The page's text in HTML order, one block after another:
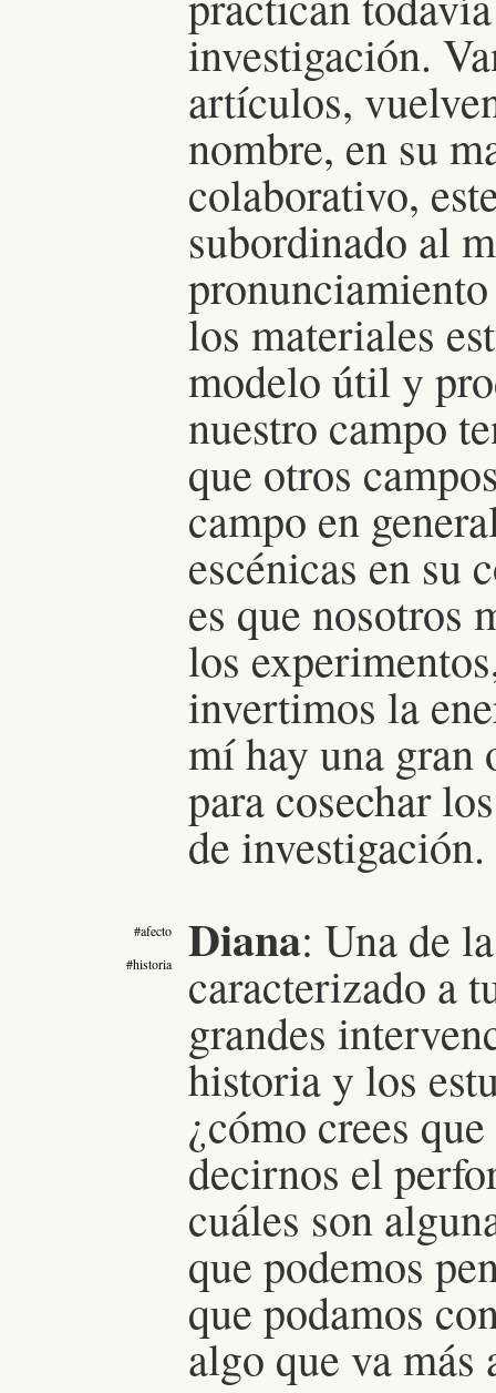
investigación.
artículos,
nombre, en su
colaborativo,
subordinado al
los materiales
modelo útil y
nuestro campo
que otros
campo en
escénicas en su
es que nosotros
los
invertimos la
mí hay una gran
para cosechar
de investigación.
#afecto
#historia
Diana: Una de
caracterizado a
grandes
historia y los
¿cómo crees
decirnos el
cuáles son
que podemos
que podamos
algo que va